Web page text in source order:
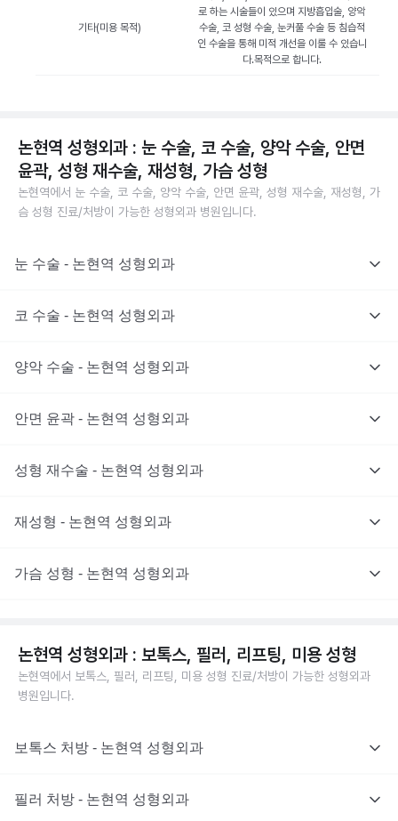
기타(미용 목적)
로 하는 시술들이 있으며 지방흡입술, 양악
수술, 코 성형 수술, 눈커풀 수술 등 침습적
인 수술을 통해 미적 개선을 이룰 수 있습니
다.목적으로 합니다.
논현역 성형외과 : 눈 수술, 코 수술, 양악 수술, 안면
윤곽, 성형 재수술, 재성형, 가슴 성형
논현역에서 눈 수술, 코 수술, 양악 수술, 안면 윤곽, 성형 재수술, 재성형, 가
슴 성형 진료/처방이 가능한 성형외과 병원입니다.
눈 수술 - 논현역 성형외과
코 수술 - 논현역 성형외과
양악 수술 - 논현역 성형외과
안면 윤곽 - 논현역 성형외과
성형 재수술 - 논현역 성형외과
재성형 - 논현역 성형외과
가슴 성형 - 논현역 성형외과
논현역 성형외과 : 보톡스, 필러, 리프팅, 미용 성형
논현역에서 보톡스, 필러, 리프팅, 미용 성형 진료/처방이 가능한 성형외과
병원입니다.
보톡스 처방 - 논현역 성형외과
필러 처방 - 논현역 성형외과